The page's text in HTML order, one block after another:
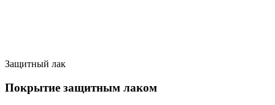
Защитный лак
Покрытие защитным лаком